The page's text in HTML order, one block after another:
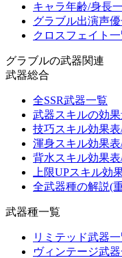
キャラ年齢/身長
グラブル出演声
クロスフェイト
グラブルの武器関連
武器総合
全SSR武器一覧
武器スキルの効
技巧スキル効果
渾身スキル効果
背水スキル効果
上限UPスキル効
全武器種の解説(
武器種一覧
リミテッド武器
ヴィンテージ武